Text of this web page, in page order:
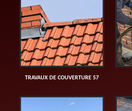
TRAVAUX DE COUVERTURE 57